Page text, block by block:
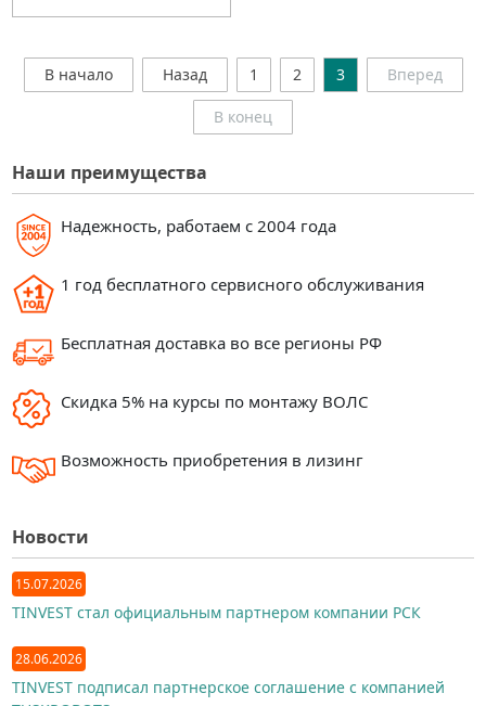
Наши преимущества
Надежность, работаем с 2004 года
1 год бесплатного сервисного обслуживания
Бесплатная доставка во все регионы РФ
Скидка 5% на курсы по монтажу ВОЛС
Возможность приобретения в лизинг
Новости
15.07.2026
TINVEST стал официальным партнером компании РСК
28.06.2026
TINVEST подписал партнерское соглашение с компанией
В начало Назад 1 2 3 Вперед
В конец